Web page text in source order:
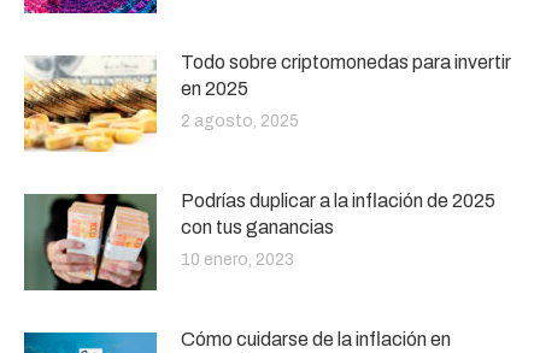
Todo sobre criptomonedas para invertir
en 2025
2 agosto, 2025
Podrías duplicar a la inflación de 2025
con tus ganancias
10 enero, 2023
Cómo cuidarse de la inflación en